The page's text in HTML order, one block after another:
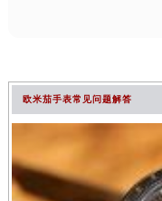
欧米茄手表常见问题解答